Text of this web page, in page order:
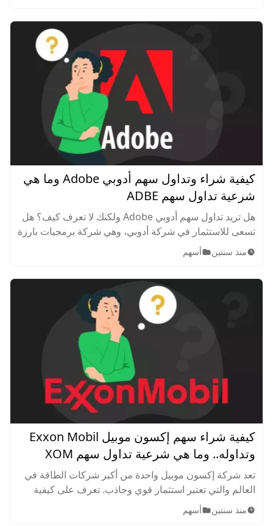
كيفية شراء وتداول سهم أدوبي Adobe وما هي
شرعية تداول سهم ADBE
هل تريد تداول سهم أدوبي Adobe ولكنك لا تعرف كيف؟ هل
تسعى للاستثمار في شركة أدوبي، وهي شركة برمجيات بارزة
ذات شهرة عالمية، اكتسبت شهرة واسعة النطاق ببرامجها
البرمجية المنتشرة في كل مكان.
منذ سنتين أسهم
كيفية شراء سهم إكسون موبيل Exxon Mobil
وتداوله.. وما هي شرعية تداول سهم XOM
تعد شركة إكسون موبيل واحدة من أكبر شركات الطاقة في
العالم والتي تعتبر استثمار قوي وجاذب. تعرف على كيفية
ونجاح.
منذ سنتين أسهم